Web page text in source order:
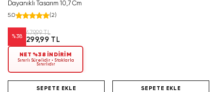
Dayanıklı Tasarım 10,7 Cm
5.0 (2)
%38
479,99 TL
299,99 TL
NET %38 İNDİRİM
Sınırlı Sürelidir • Stoklarla
Sınırlıdır
SEPETE EKLE
Tükenmeden Satın Al
SEPETE EKLE